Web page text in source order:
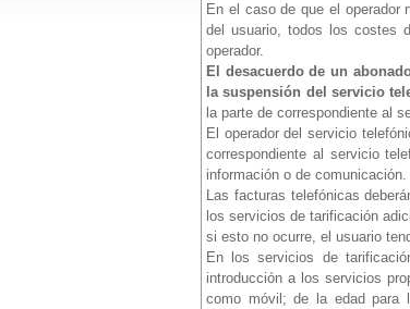
En el caso de que el operador
del usuario, todos los costes
operador.
El desacuerdo de un
la suspensión del servicio
la parte de correspondiente al
El operador del servicio
correspondiente al servicio
información o de comunicación.
Las facturas telefónicas
los servicios de tarificación
si esto no ocurre, el usuario
En los servicios de
introducción a los servicios
como móvil; de la edad para